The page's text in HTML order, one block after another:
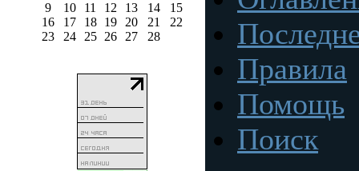
9
10 11 12 13 14
15
16
17 18 19 20 21
22
23
24 25 26 27 28
Правила
Помощь
Поиск